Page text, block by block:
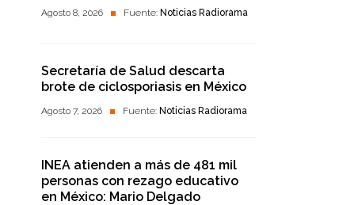
Agosto 8, 2026 Fuente: Noticias Radiorama
Secretaría de Salud descarta
brote de ciclosporiasis en México
Agosto 7, 2026 Fuente: Noticias Radiorama
INEA atienden a más de 481 mil
personas con rezago educativo
en México: Mario Delgado